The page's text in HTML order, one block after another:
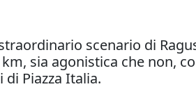
scenario di
sia agonistica che non,
di Piazza Italia.